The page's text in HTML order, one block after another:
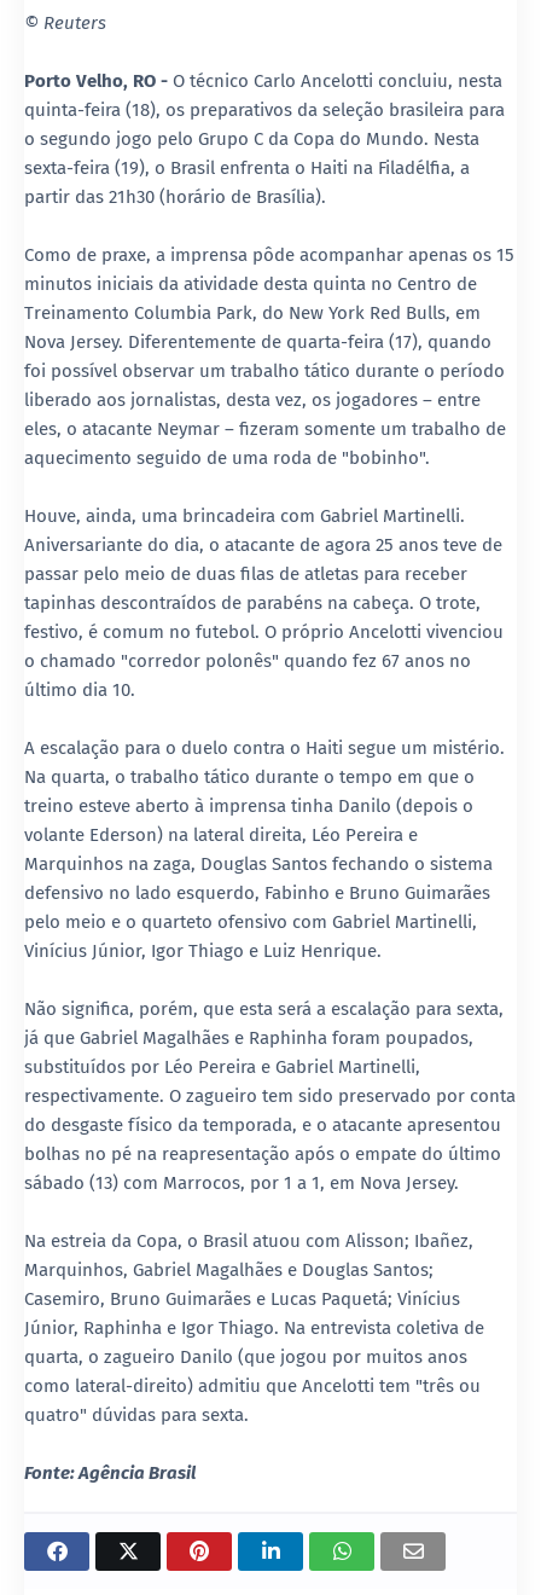
© Reuters
Porto Velho, RO - O técnico Carlo Ancelotti concluiu, nesta
quinta-feira (18), os preparativos da seleção brasileira para
o segundo jogo pelo Grupo C da Copa do Mundo. Nesta
sexta-feira (19), o Brasil enfrenta o Haiti na Filadélfia, a
partir das 21h30 (horário de Brasília).
Como de praxe, a imprensa pôde acompanhar apenas os 15
minutos iniciais da atividade desta quinta no Centro de
Treinamento Columbia Park, do New York Red Bulls, em
Nova Jersey. Diferentemente de quarta-feira (17), quando
foi possível observar um trabalho tático durante o período
liberado aos jornalistas, desta vez, os jogadores – entre
eles, o atacante Neymar – fizeram somente um trabalho de
aquecimento seguido de uma roda de "bobinho".
Houve, ainda, uma brincadeira com Gabriel Martinelli.
Aniversariante do dia, o atacante de agora 25 anos teve de
passar pelo meio de duas filas de atletas para receber
tapinhas descontraídos de parabéns na cabeça. O trote,
festivo, é comum no futebol. O próprio Ancelotti vivenciou
o chamado "corredor polonês" quando fez 67 anos no
último dia 10.
A escalação para o duelo contra o Haiti segue um mistério.
Na quarta, o trabalho tático durante o tempo em que o
treino esteve aberto à imprensa tinha Danilo (depois o
volante Ederson) na lateral direita, Léo Pereira e
Marquinhos na zaga, Douglas Santos fechando o sistema
defensivo no lado esquerdo, Fabinho e Bruno Guimarães
pelo meio e o quarteto ofensivo com Gabriel Martinelli,
Vinícius Júnior, Igor Thiago e Luiz Henrique.
Não significa, porém, que esta será a escalação para sexta,
já que Gabriel Magalhães e Raphinha foram poupados,
substituídos por Léo Pereira e Gabriel Martinelli,
respectivamente. O zagueiro tem sido preservado por conta
do desgaste físico da temporada, e o atacante apresentou
bolhas no pé na reapresentação após o empate do último
sábado (13) com Marrocos, por 1 a 1, em Nova Jersey.
Na estreia da Copa, o Brasil atuou com Alisson; Ibañez,
Marquinhos, Gabriel Magalhães e Douglas Santos;
Casemiro, Bruno Guimarães e Lucas Paquetá; Vinícius
Júnior, Raphinha e Igor Thiago. Na entrevista coletiva de
quarta, o zagueiro Danilo (que jogou por muitos anos
como lateral-direito) admitiu que Ancelotti tem "três ou
quatro" dúvidas para sexta.
Fonte: Agência Brasil